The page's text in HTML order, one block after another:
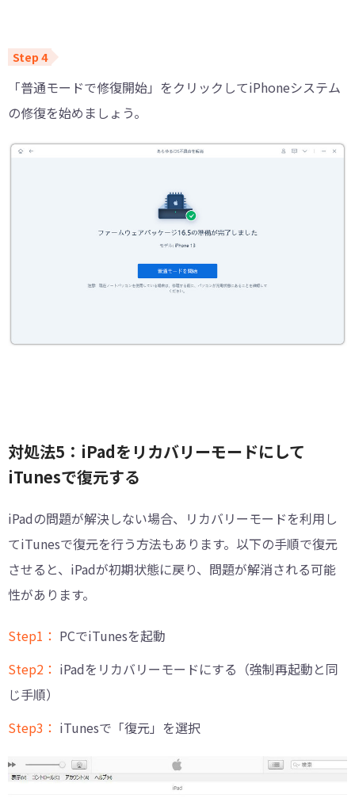
「普通モードで修復開始」をクリックしてiPhoneシステム
の修復を始めましょう。
対処法5：iPadをリカバリーモードにして
iTunesで復元する
iPadの問題が解決しない場合、リカバリーモードを利用し
てiTunesで復元を行う方法もあります。以下の手順で復元
させると、iPadが初期状態に戻り、問題が解消される可能
性があります。
Step1： PCでiTunesを起動
Step2： iPadをリカバリーモードにする（強制再起動と同
じ手順）
Step3： iTunesで「復元」を選択